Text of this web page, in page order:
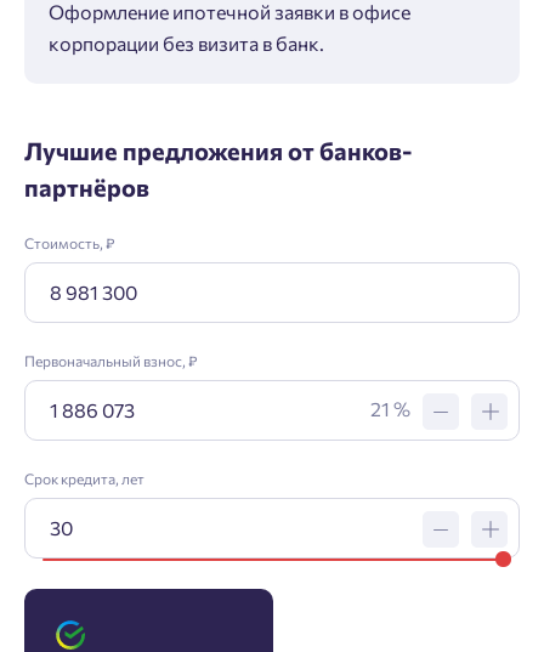
Оформление ипотечной заявки в офисе
корпорации без визита в банк.
Лучшие предложения от банков-
партнёров
Стоимость, ₽
Первоначальный взнос, ₽
21 %
Срок кредита, лет